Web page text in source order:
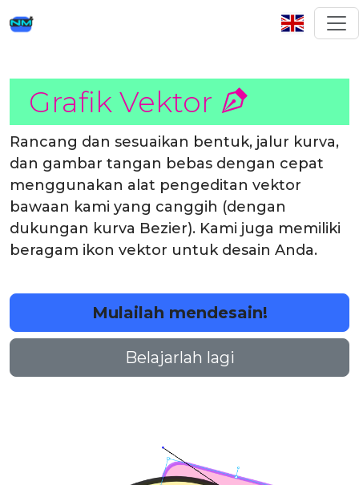
Grafik Vektor
Rancang dan sesuaikan bentuk, jalur kurva,
dan gambar tangan bebas dengan cepat
menggunakan alat pengeditan vektor
bawaan kami yang canggih (dengan
dukungan kurva Bezier). Kami juga memiliki
beragam ikon vektor untuk desain Anda.
Mulailah mendesain!
Belajarlah lagi